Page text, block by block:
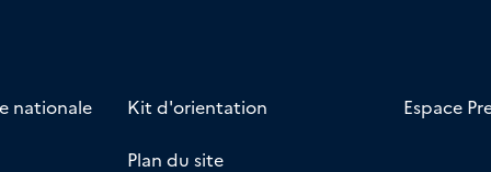
nationale Kit d'orientation Espace
Plan du site